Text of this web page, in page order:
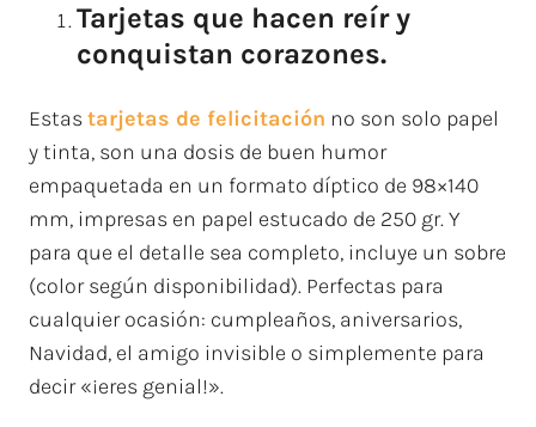
Tarjetas que hacen reír y
conquistan corazones.
Estastarjetas de felicitación no son solo papel
y tinta, son una dosis de buen humor
empaquetada en un formato díptico de 98×140
mm, impresas en papel estucado de 250 gr. Y
para que el detalle sea completo, incluye un sobre
(color según disponibilidad). Perfectas para
cualquier ocasión: cumpleaños, aniversarios,
Navidad, el amigo invisible o simplemente para
decir «¡eres genial!».